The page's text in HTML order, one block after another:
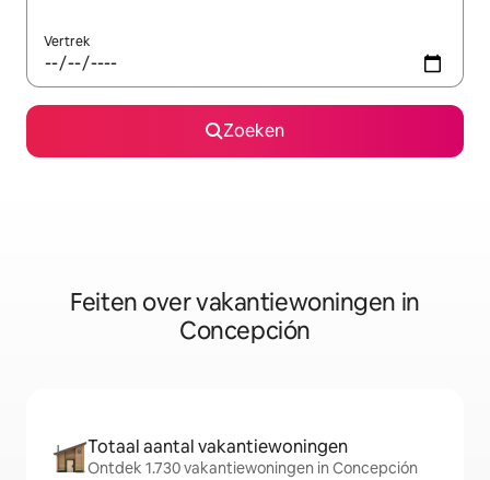
Vertrek
Zoeken
Feiten over vakantiewoningen in
Concepción
Totaal aantal vakantiewoningen
Ontdek 1.730 vakantiewoningen in Concepción